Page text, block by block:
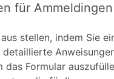
für
stellen, indem Sie
detaillierte
das Formular